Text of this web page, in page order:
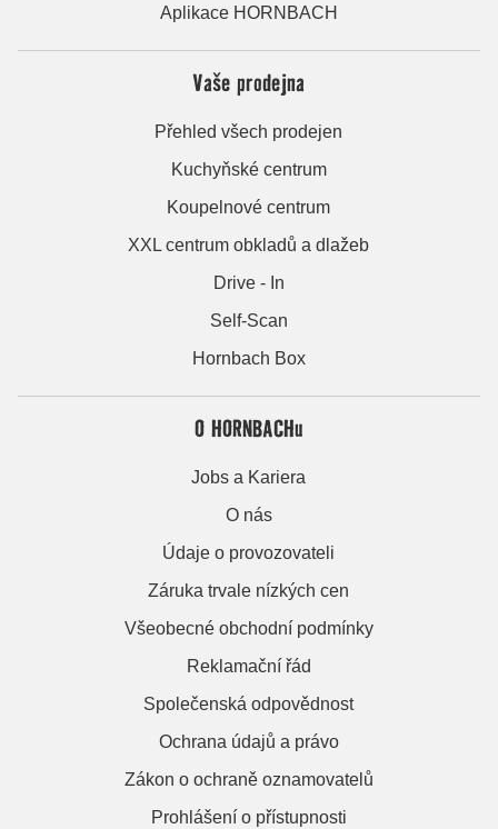
Aplikace HORNBACH
Vaše prodejna
Přehled všech prodejen
Kuchyňské centrum
Koupelnové centrum
XXL centrum obkladů a dlažeb
Drive - In
Self-Scan
Hornbach Box
O HORNBACHu
Jobs a Kariera
O nás
Údaje o provozovateli
Záruka trvale nízkých cen
Všeobecné obchodní podmínky
Reklamační řád
Společenská odpovědnost
Ochrana údajů a právo
Zákon o ochraně oznamovatelů
Prohlášení o přístupnosti